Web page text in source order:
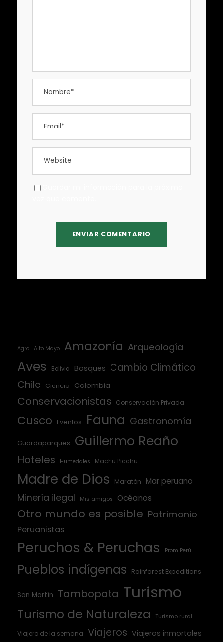
Agro Alto Mayo Amazonía Arqueología
Aves Bolivia Bosques Cambio Climático
Chile
Ciencia Colombia
Conservacionistas Conservación Privada
Cusco Eventos Fauna Gastronomía
Guardaparques Guillermo Reaño
Hoteles Humedales Machu Picchu
Madre de Dios Maratón Mar peruano
Minería ilegal Mis amigos Océanos
Otro mundo es posible Patrimonio
Peruanistas
Peruchos & Peruchas Prom Perú
Pueblos indígenas Rainforest Expeditions
San Martín Tambopata Turismo
Turismo de Naturaleza Turismo rural
Viajero de la semana Viajeros Viajeros inmortales